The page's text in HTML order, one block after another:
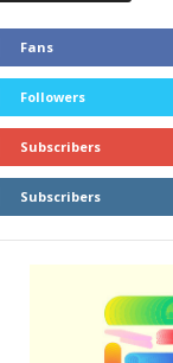
Fans
Followers
Subscribers
Subscribers